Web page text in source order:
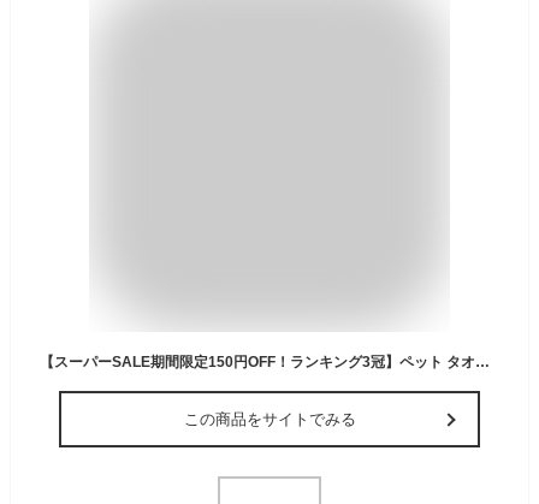
【スーパーSALE期間限定150円OFF！ランキング3冠】ペット タオル 吸水 吸水タオル 超吸水 速乾 ペット用 犬 猫 バスタオル シャワー シャンプー マイクロファイバー 体拭き ドライヤー 時間短縮 5カラー 60cmx115cm
この商品をサイトでみる